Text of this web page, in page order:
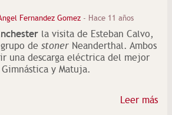
Fernandez Gomez - Hace 11 años
la visita de Esteban Calvo,
de stoner Neanderthal. Ambos
una descarga eléctrica del mejor
y Matuja.
Leer más